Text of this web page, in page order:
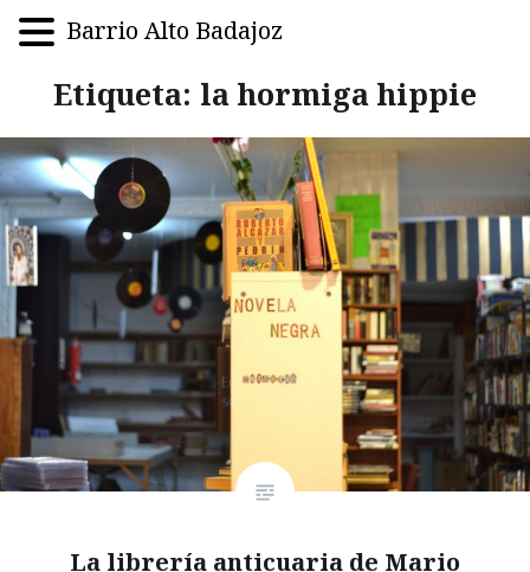
Etiqueta: la hormiga hippie
La librería anticuaria de Mario
Barrio Alto Badajoz